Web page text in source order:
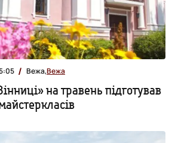
Вежа,Вежа
на травень підготував